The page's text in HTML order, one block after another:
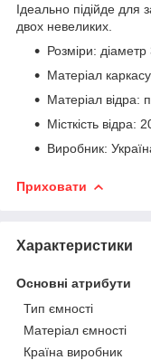
Ідеально підійде для
двох невеликих.
Розміри:
Матеріал
Матеріал відра:
Місткість відра:
Виробник:
Приховати
Характеристики
Основні атрибути
Тип ємності
Матеріал ємності
Країна виробник